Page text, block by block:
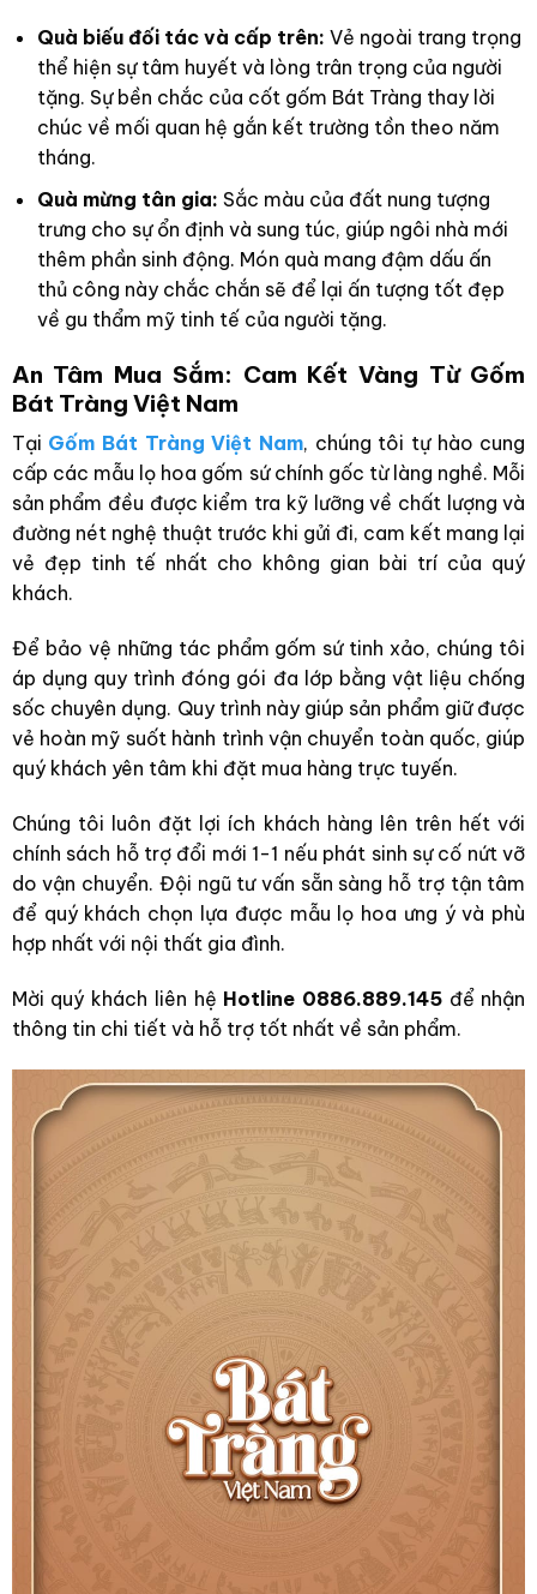
Quà biếu đối tác và cấp trên: Vẻ ngoài trang trọng
thể hiện sự tâm huyết và lòng trân trọng của người
tặng. Sự bền chắc của cốt gốm Bát Tràng thay lời
chúc về mối quan hệ gắn kết trường tồn theo năm
tháng.
Quà mừng tân gia: Sắc màu của đất nung tượng
trưng cho sự ổn định và sung túc, giúp ngôi nhà mới
thêm phần sinh động. Món quà mang đậm dấu ấn
thủ công này chắc chắn sẽ để lại ấn tượng tốt đẹp
về gu thẩm mỹ tinh tế của người tặng.
An Tâm Mua Sắm: Cam Kết Vàng Từ Gốm
Bát Tràng Việt Nam
Tại Gốm Bát Tràng Việt Nam, chúng tôi tự hào cung
cấp các mẫu lọ hoa gốm sứ chính gốc từ làng nghề. Mỗi
sản phẩm đều được kiểm tra kỹ lưỡng về chất lượng và
đường nét nghệ thuật trước khi gửi đi, cam kết mang lại
vẻ đẹp tinh tế nhất cho không gian bài trí của quý
khách.
Để bảo vệ những tác phẩm gốm sứ tinh xảo, chúng tôi
áp dụng quy trình đóng gói đa lớp bằng vật liệu chống
sốc chuyên dụng. Quy trình này giúp sản phẩm giữ được
vẻ hoàn mỹ suốt hành trình vận chuyển toàn quốc, giúp
quý khách yên tâm khi đặt mua hàng trực tuyến.
Chúng tôi luôn đặt lợi ích khách hàng lên trên hết với
chính sách hỗ trợ đổi mới 1-1 nếu phát sinh sự cố nứt vỡ
do vận chuyển. Đội ngũ tư vấn sẵn sàng hỗ trợ tận tâm
để quý khách chọn lựa được mẫu lọ hoa ưng ý và phù
hợp nhất với nội thất gia đình.
Mời quý khách liên hệ Hotline 0886.889.145để nhận
thông tin chi tiết và hỗ trợ tốt nhất về sản phẩm.